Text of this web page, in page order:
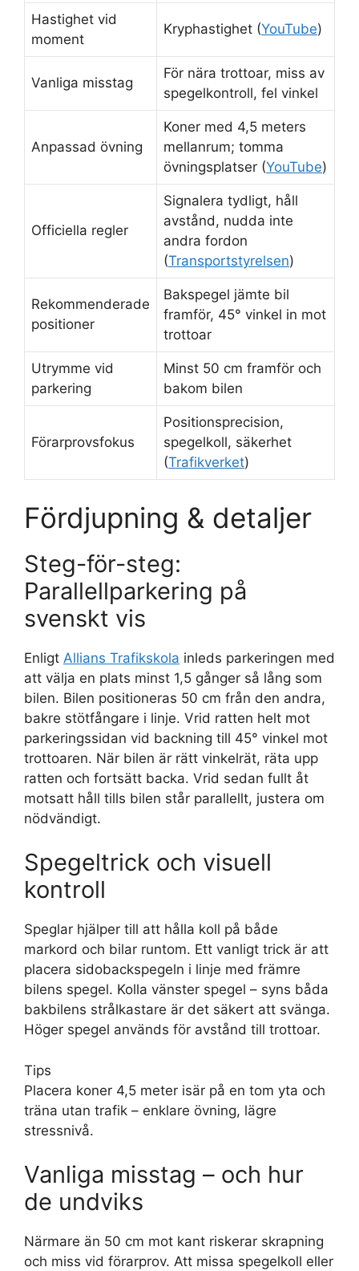
Hastighet vid
moment
Kryphastighet (YouTube)
Vanliga misstag
För nära trottoar, miss av
spegelkontroll, fel vinkel
Anpassad övning
Koner med 4,5 meters
mellanrum; tomma
övningsplatser (YouTube)
Officiella regler
Signalera tydligt, håll
avstånd, nudda inte
andra fordon
(Transportstyrelsen)
Rekommenderade
positioner
Bakspegel jämte bil
framför, 45° vinkel in mot
trottoar
Utrymme vid
parkering
Minst 50 cm framför och
bakom bilen
Förarprovsfokus
Positionsprecision,
spegelkoll, säkerhet
(Trafikverket)
Fördjupning & detaljer
Steg-för-steg:
Parallellparkering på
svenskt vis
Enligt Allians Trafikskola inleds parkeringen med
att välja en plats minst 1,5 gånger så lång som
bilen. Bilen positioneras 50 cm från den andra,
bakre stötfångare i linje. Vrid ratten helt mot
parkeringssidan vid backning till 45° vinkel mot
trottoaren. När bilen är rätt vinkelrät, räta upp
ratten och fortsätt backa. Vrid sedan fullt åt
motsatt håll tills bilen står parallellt, justera om
nödvändigt.
Spegeltrick och visuell
kontroll
Speglar hjälper till att hålla koll på både
markord och bilar runtom. Ett vanligt trick är att
placera sidobackspegeln i linje med främre
bilens spegel. Kolla vänster spegel – syns båda
bakbilens strålkastare är det säkert att svänga.
Höger spegel används för avstånd till trottoar.
Tips
Placera koner 4,5 meter isär på en tom yta och
träna utan trafik – enklare övning, lägre
stressnivå.
Vanliga misstag – och hur
de undviks
Närmare än 50 cm mot kant riskerar skrapning
och miss vid förarprov. Att missa spegelkoll eller